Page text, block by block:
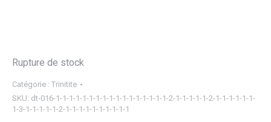
Rupture de stock
Catégorie : Trinitite
SKU: dt-016-1-1-1-1-1-1-1-1-1-1-1-1-1-1-1-1-1-2-1-1-1-1-1-2-1-1-1-1-1-1-
1-3-1-1-1-1-1-2-1-1-1-1-1-1-1-1-1-1